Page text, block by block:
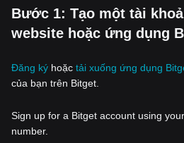
‌Bước 1: Tạo một tài
website hoặc ứng dụng
Đăng ký hoặc tải xuống ứng dụng
của bạn trên Bitget.
Sign up for a Bitget account using
number.